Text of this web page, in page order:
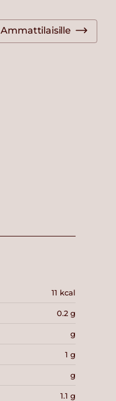
Ammattilaisille
11 kcal
0.2 g
g
1 g
g
1.1 g